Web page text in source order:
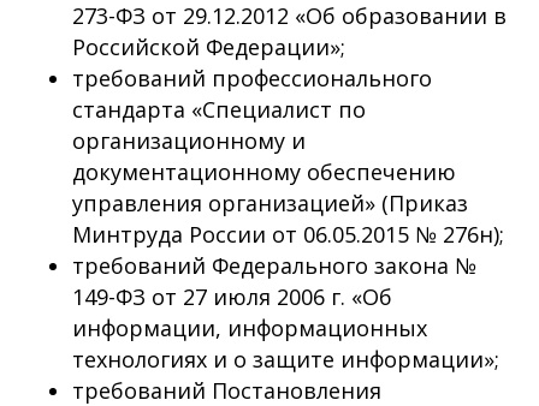
273-ФЗ от 29.12.2012 «Об образовании в
Российской Федерации»;
требований профессионального
стандарта «Специалист по
организационному и
документационному обеспечению
управления организацией» (Приказ
Минтруда России от 06.05.2015 № 276н);
требований Федерального закона №
149-ФЗ от 27 июля 2006 г. «Об
информации, информационных
технологиях и о защите информации»;
требований Постановления